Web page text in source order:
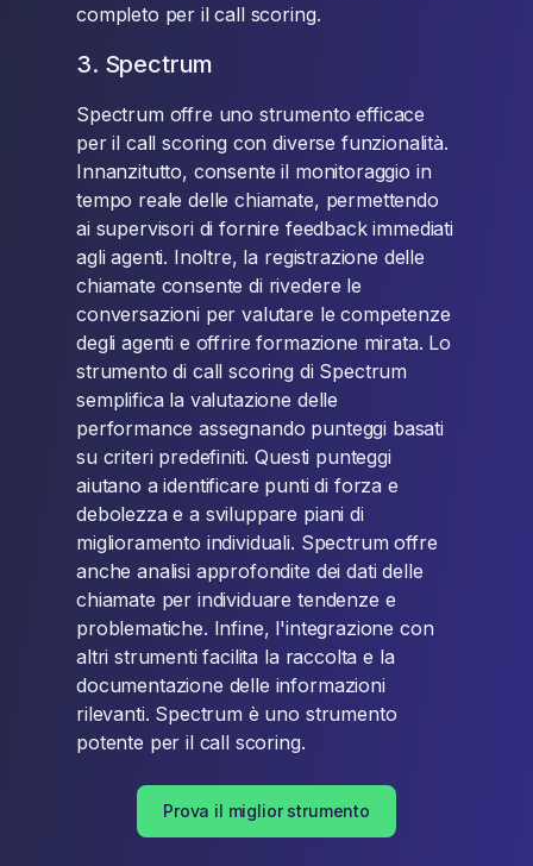
completo per il call scoring.
3. Spectrum
Spectrum offre uno strumento efficace
per il call scoring con diverse funzionalità.
Innanzitutto, consente il monitoraggio in
tempo reale delle chiamate, permettendo
ai supervisori di fornire feedback immediati
agli agenti. Inoltre, la registrazione delle
chiamate consente di rivedere le
conversazioni per valutare le competenze
degli agenti e offrire formazione mirata. Lo
strumento di call scoring di Spectrum
semplifica la valutazione delle
performance assegnando punteggi basati
su criteri predefiniti. Questi punteggi
aiutano a identificare punti di forza e
debolezza e a sviluppare piani di
miglioramento individuali. Spectrum offre
anche analisi approfondite dei dati delle
chiamate per individuare tendenze e
problematiche. Infine, l'integrazione con
altri strumenti facilita la raccolta e la
documentazione delle informazioni
rilevanti. Spectrum è uno strumento
potente per il call scoring.
Prova il miglior strumento